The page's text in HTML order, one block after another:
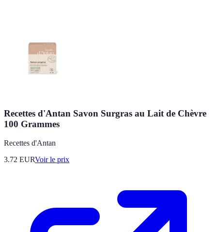
Recettes d'Antan Savon Surgras au Lait de Chèvre
100 Grammes
Recettes d'Antan
3.72 EURVoir le prix